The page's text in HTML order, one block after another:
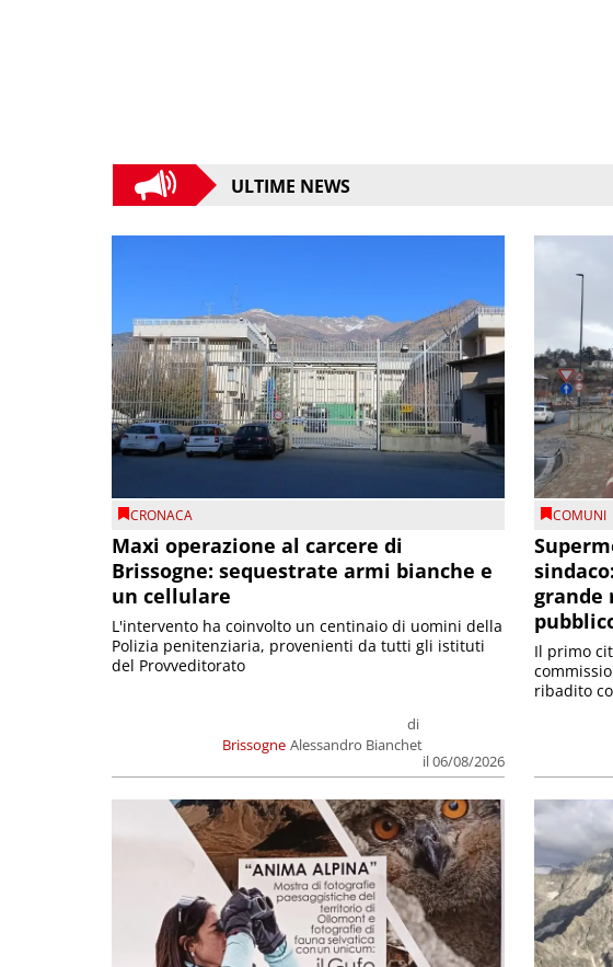
ULTIME NEWS
CRONACA
Maxi operazione al carcere di
Brissogne: sequestrate armi bianche e
un cellulare
Brissogne
di
Alessandro Bianchet
il 06/08/2026
L'intervento ha coinvolto un centinaio di uomini della
Polizia penitenziaria, provenienti da tutti gli istituti
del Provveditorato
COMUNI
grande
Il primo
ribadito